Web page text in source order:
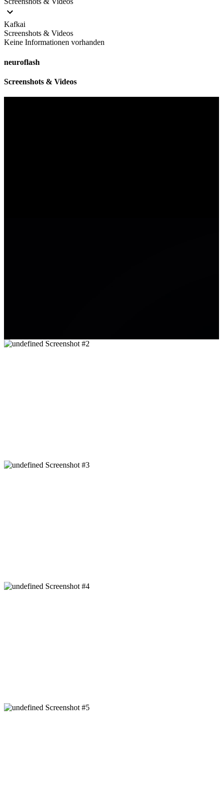
Kafkai
Screenshots & Videos
Keine Informationen vorhanden
neuroflash
Screenshots & Videos